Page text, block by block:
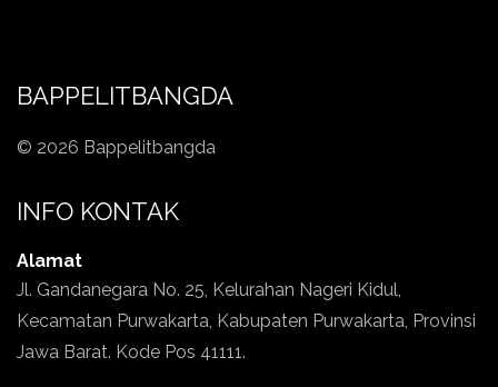
BAPPELITBANGDA
© 2026 Bappelitbangda
INFO KONTAK
Alamat
Jl. Gandanegara No. 25, Kelurahan Nageri Kidul,
Kecamatan Purwakarta, Kabupaten Purwakarta, Provinsi
Jawa Barat. Kode Pos 41111.